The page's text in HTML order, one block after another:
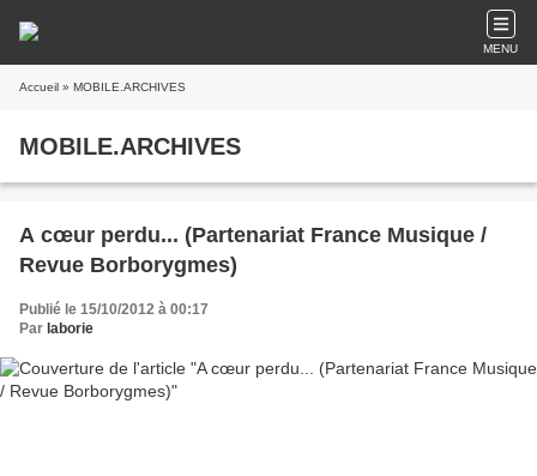
MENU
Accueil » MOBILE.ARCHIVES
MOBILE.ARCHIVES
A cœur perdu... (Partenariat France Musique /
Revue Borborygmes)
Publié le 15/10/2012 à 00:17
Par laborie